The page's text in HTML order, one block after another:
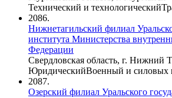
Технический и технологический
2086.
Нижнетагильский филиал
института Министерства
Федерации
Свердловская область, г. Нижний
ЮридическийВоенный и силовых
2087.
Озерский филиал Уральского